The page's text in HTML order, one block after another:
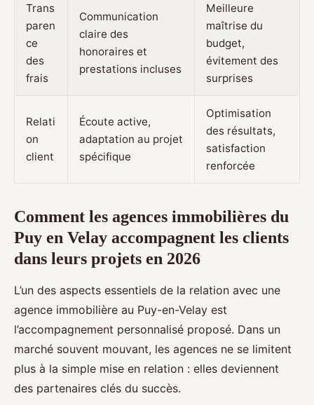
Trans
paren
ce
des
frais
Communication
claire des
honoraires et
prestations incluses
Meilleure
maîtrise du
budget,
évitement des
surprises
Relati
on
client
Écoute active,
adaptation au projet
spécifique
Optimisation
des résultats,
satisfaction
renforcée
Comment les agences immobilières du
Puy en Velay accompagnent les clients
dans leurs projets en 2026
L’un des aspects essentiels de la relation avec une
agence immobilière au Puy-en-Velay est
l’accompagnement personnalisé proposé. Dans un
marché souvent mouvant, les agences ne se limitent
plus à la simple mise en relation : elles deviennent
des partenaires clés du succès.